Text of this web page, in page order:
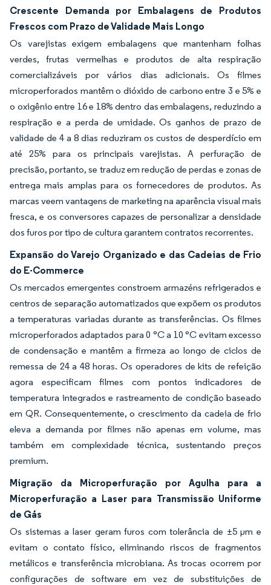
Crescente Demanda por Embalagens de Produtos
Frescos com Prazo de Validade Mais Longo
Os varejistas exigem embalagens que mantenham folhas
verdes, frutas vermelhas e produtos de alta respiração
comercializáveis por vários dias adicionais. Os filmes
microperforados mantêm o dióxido de carbono entre 3 e 5% e
o oxigênio entre 16 e 18% dentro das embalagens, reduzindo a
respiração e a perda de umidade. Os ganhos de prazo de
validade de 4 a 8 dias reduziram os custos de desperdício em
até 25% para os principais varejistas. A perfuração de
precisão, portanto, se traduz em redução de perdas e zonas de
entrega mais amplas para os fornecedores de produtos. As
marcas veem vantagens de marketing na aparência visual mais
fresca, e os conversores capazes de personalizar a densidade
dos furos por tipo de cultura garantem contratos recorrentes.
Expansão do Varejo Organizado e das Cadeias de Frio
do E-Commerce
Os mercados emergentes constroem armazéns refrigerados e
centros de separação automatizados que expõem os produtos
a temperaturas variadas durante as transferências. Os filmes
microperforados adaptados para 0 °C a 10 °C evitam excesso
de condensação e mantêm a firmeza ao longo de ciclos de
remessa de 24 a 48 horas. Os operadores de kits de refeição
agora especificam filmes com pontos indicadores de
temperatura integrados e rastreamento de condição baseado
em QR. Consequentemente, o crescimento da cadeia de frio
eleva a demanda por filmes não apenas em volume, mas
também em complexidade técnica, sustentando preços
premium.
Migração da Microperfuração por Agulha para a
Microperfuração a Laser para Transmissão Uniforme
de Gás
Os sistemas a laser geram furos com tolerância de ±5 µm e
evitam o contato físico, eliminando riscos de fragmentos
metálicos e transferência microbiana. As trocas ocorrem por
configurações de software em vez de substituições de